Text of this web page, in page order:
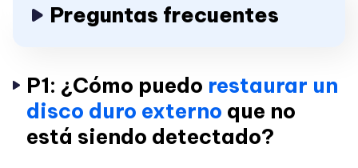
Preguntas frecuentes
P1: ¿Cómo puedo restaurar un
disco duro externo que no
está siendo detectado?